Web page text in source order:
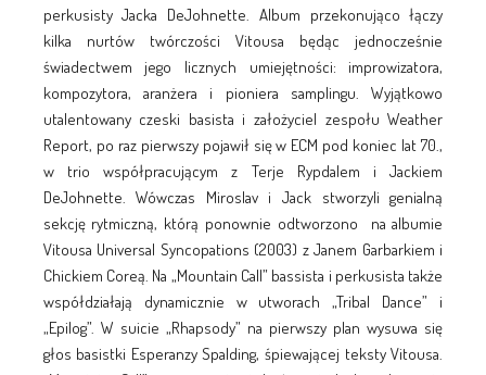
perkusisty Jacka DeJohnette. Album przekonująco łączy
kilka nurtów twórczości Vitousa będąc jednocześnie
świadectwem jego licznych umiejętności: improwizatora,
kompozytora, aranżera i pioniera samplingu. Wyjątkowo
utalentowany czeski basista i założyciel zespołu Weather
Report, po raz pierwszy pojawił się w ECM pod koniec lat 70.,
w trio współpracującym z Terje Rypdalem i Jackiem
DeJohnette. Wówczas Miroslav i Jack stworzyli genialną
sekcję rytmiczną, którą ponownie odtworzono na albumie
Vitousa Universal Syncopations (2003) z Janem Garbarkiem i
Chickiem Coreą. Na „Mountain Call” bassista i perkusista także
współdziałają dynamicznie w utworach „Tribal Dance” i
„Epilog”. W suicie „Rhapsody” na pierwszy plan wysuwa się
głos basistki Esperanzy Spalding, śpiewającej teksty Vitousa.